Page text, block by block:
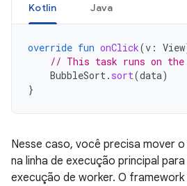
Kotlin Java
override fun onClick(v : View
// This task runs on the
BubbleSort . sort(data)
}
Nesse caso, você precisa mover
na linha de execução principal para
execução de worker. O framework